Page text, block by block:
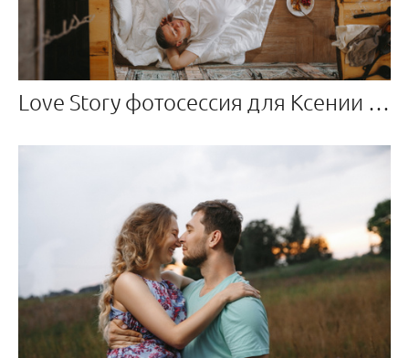
Love Story фотосессия для Ксении и Артема